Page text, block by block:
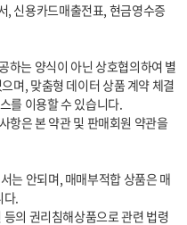
, 신용카드매출전표, 현금영수증
는 양식이 아닌 상호협의하여 별
며, 맞춤형 데이터 상품 계약 체결
를 이용할 수 있습니다.
항은 본 약관 및 판매회원 약관을
다.